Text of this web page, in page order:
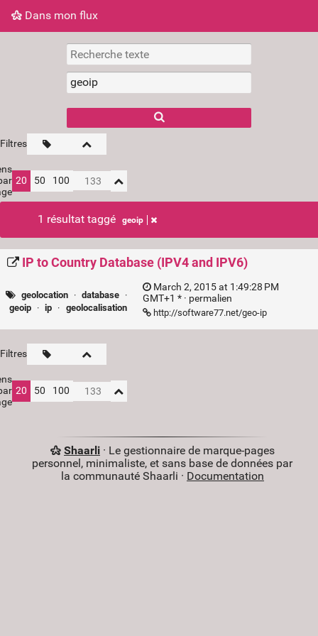
Dans mon flux
Dans mon flux Nuage de tags Mur d'images
Filtres
20 50 100
1 résultat taggé geoip
IP to Country Database (IPV4 and IPV6)
geolocation · database ·
geoip · ip · geolocalisation
March 2, 2015 at 1:49:28 PM
GMT+1 * · permalien
http://software77.net/geo-ip
Filtres
20 50 100
Shaarli· Le gestionnaire de marque-pages
personnel, minimaliste, et sans base de données par
la communauté Shaarli · Documentation